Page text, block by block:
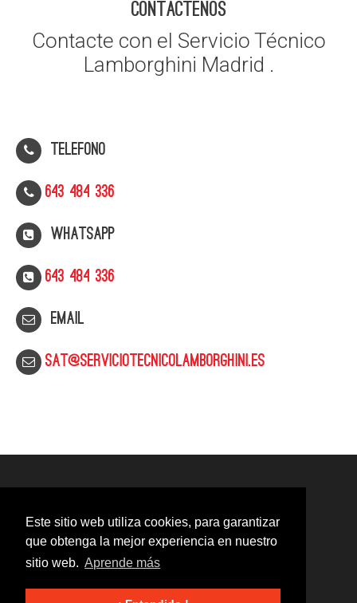
Este sitio web utiliza cookies, para garantizar
que obtenga la mejor experiencia en nuestro
sitio web. Aprende más
CONTACTENOS
Contacte con el Servicio Técnico
Lamborghini Madrid .
Telefono
643 484 336
WhatsApp
643 484 336
Email
sat@serviciotecnicolamborghini.es